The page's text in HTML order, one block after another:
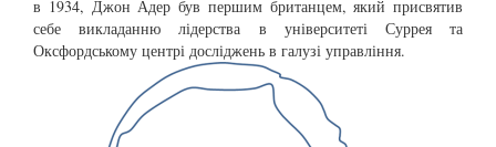
в 1934, Джон Адер був першим британцем, який присвятив
себе викладанню лідерства в університеті Суррея та
Оксфордському центрі досліджень в галузі управління.